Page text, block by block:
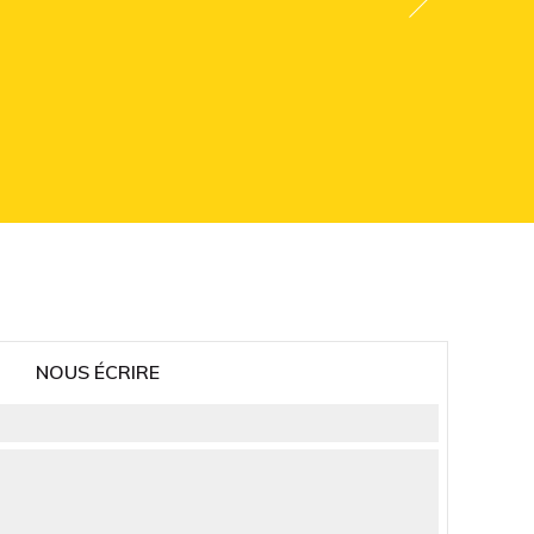
NOUS ÉCRIRE